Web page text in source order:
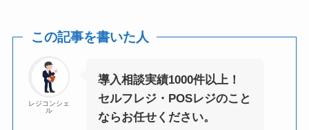
この記事を書いた人
レジコンシェ
ル
導入相談実績1000件以上！
セルフレジ・POSレジのこと
ならお任せください。